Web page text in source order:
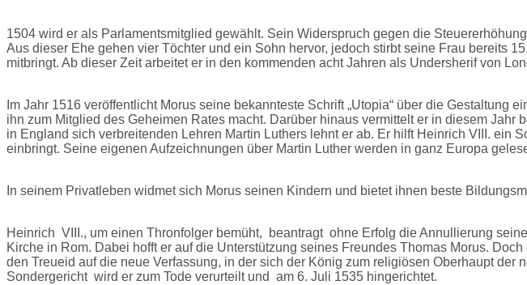
1504 wird er als Parlamentsmitglied gewählt. Sein Widerspruch gegen die
Aus dieser Ehe gehen vier Töchter und ein Sohn hervor, jedoch stirbt seine Frau bereits
mitbringt. Ab dieser Zeit arbeitet er in den kommenden acht Jahren als Undersherif von
Im Jahr 1516 veröffentlicht Morus seine bekannteste Schrift „Utopia“ über die
ihn zum Mitglied des Geheimen Rates macht. Darüber hinaus vermittelt er in diesem
in England sich verbreitenden Lehren Martin Luthers lehnt er ab. Er hilft Heinrich VIII. ein
einbringt. Seine eigenen Aufzeichnungen über Martin Luther werden in ganz Europa
In seinem Privatleben widmet sich Morus seinen Kindern und bietet ihnen beste
Heinrich VIII., um einen Thronfolger bemüht, beantragt ohne Erfolg die Annullierung
Kirche in Rom. Dabei hofft er auf die Unterstützung seines Freundes Thomas Morus.
den Treueid auf die neue Verfassung, in der sich der König zum religiösen Oberhaupt
Sondergericht wird er zum Tode verurteilt und am 6. Juli 1535 hingerichtet.